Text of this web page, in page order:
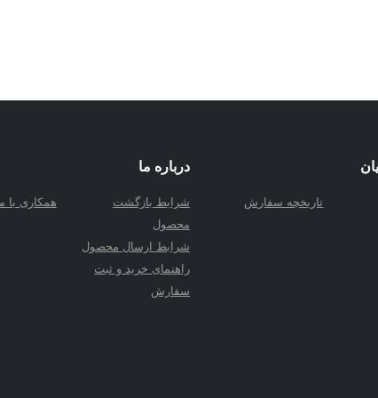
تاریخچه سفارش
درباره ما
شرابط بازگشت
محصول
شرابط ارسال محصول
راهنمای خرید و ثبت
سفارش
همکاری با